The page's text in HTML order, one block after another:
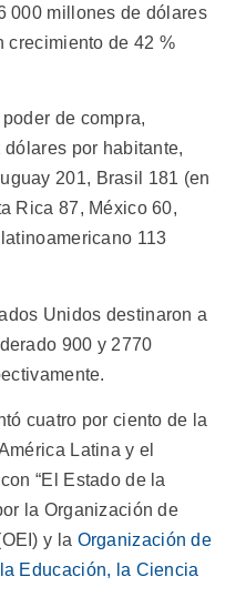
000 millones de dólares
crecimiento de 42 %
de compra,
por habitante,
201, Brasil 181 (en
Rica 87, México 60,
113
Unidos destinaron a
900 y 2770
cuatro por ciento de la
Latina y el
“El Estado de la
la Organización de
y la Organización de
Educación, la Ciencia